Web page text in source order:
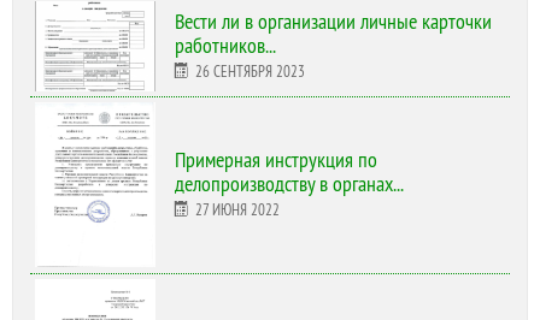
Вести ли в организации личные карточки
работников...
26 СЕНТЯБРЯ 2023
Примерная инструкция по
делопроизводству в органах...
27 ИЮНЯ 2022